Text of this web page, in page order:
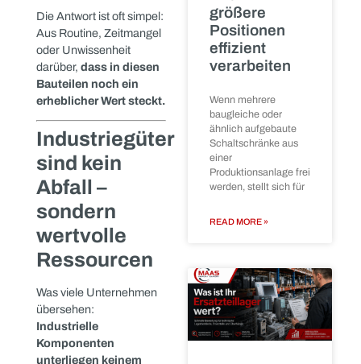
In der Industrie wird
tagtäglich modernisiert,
umgebaut, ersetzt. Was
dabei zurückbleibt?
Schaltschränke,
Frequenzumrichter,
Pneumatikkomponenten,
Elektromotoren und
vieles mehr – technisch
oft noch voll
funktionstüchtig oder
sogar unbenutzt.
Materialien häufig im
Container oder auf dem
Schrottplatz.
Warum eigentlich?
Wenn eine Maschine
oder komplette
Produktionsanlage
stillgelegt, ersetzt
oder verkauft wird,
READ MORE »
von